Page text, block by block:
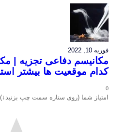
فوریه 10, 2022
مکانیسم دفاعی تجزیه |
کدام موقعیت ها بیشتر
0
امتیاز شما (روی ستاره سمت چپ بزنید↓)